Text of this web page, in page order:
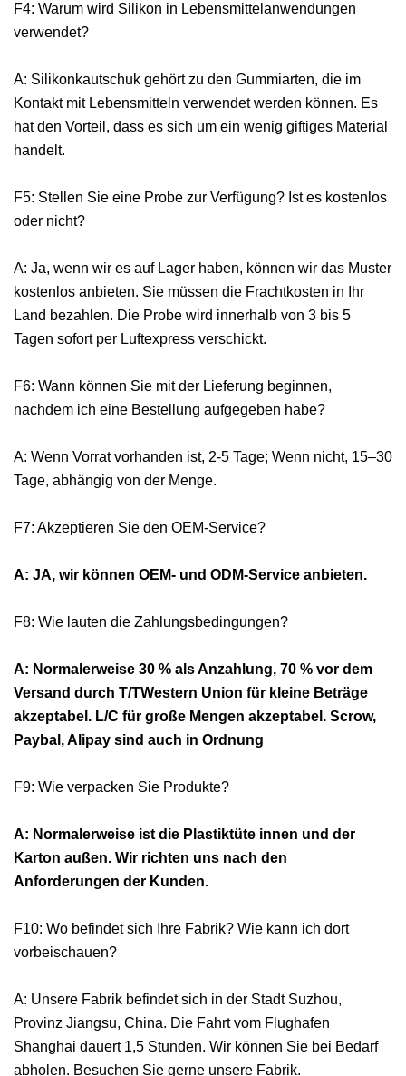
F4: Warum wird Silikon in Lebensmittelanwendungen
verwendet?
A: Silikonkautschuk gehört zu den Gummiarten, die im
Kontakt mit Lebensmitteln verwendet werden können. Es
hat den Vorteil, dass es sich um ein wenig giftiges Material
handelt.
F5: Stellen Sie eine Probe zur Verfügung? Ist es kostenlos
oder nicht?
A: Ja, wenn wir es auf Lager haben, können wir das Muster
kostenlos anbieten. Sie müssen die Frachtkosten in Ihr
Land bezahlen. Die Probe wird innerhalb von 3 bis 5
Tagen sofort per Luftexpress verschickt.
F6: Wann können Sie mit der Lieferung beginnen,
nachdem ich eine Bestellung aufgegeben habe?
A: Wenn Vorrat vorhanden ist, 2-5 Tage; Wenn nicht, 15–30
Tage, abhängig von der Menge.
F7: Akzeptieren Sie den OEM-Service?
A: JA, wir können OEM- und ODM-Service anbieten.
F8: Wie lauten die Zahlungsbedingungen?
A: Normalerweise 30 % als Anzahlung, 70 % vor dem
Versand durch T/TWestern Union für kleine Beträge
akzeptabel. L/C für große Mengen akzeptabel. Scrow,
Paybal, Alipay sind auch in Ordnung
F9: Wie verpacken Sie Produkte?
A: Normalerweise ist die Plastiktüte innen und der
Karton außen. Wir richten uns nach den
Anforderungen der Kunden.
F10: Wo befindet sich Ihre Fabrik? Wie kann ich dort
vorbeischauen?
A: Unsere Fabrik befindet sich in der Stadt Suzhou,
Provinz Jiangsu, China. Die Fahrt vom Flughafen
Shanghai dauert 1,5 Stunden. Wir können Sie bei Bedarf
abholen. Besuchen Sie gerne unsere Fabrik.